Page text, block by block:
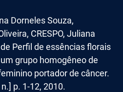
Dorneles Souza,
CRESPO, Juliana
Perfil de essências florais
grupo homogêneo de
portador de câncer.
p. 1-12, 2010.